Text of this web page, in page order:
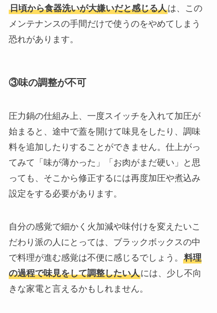
日頃から食器洗いが大嫌いだと感じる人は、この
メンテナンスの手間だけで使うのをやめてしまう
恐れがあります。
③味の調整が不可
圧力鍋の仕組み上、一度スイッチを入れて加圧が
始まると、途中で蓋を開けて味見をしたり、調味
料を追加したりすることができません。仕上がっ
てみて「味が薄かった」「お肉がまだ硬い」と思
っても、そこから修正するには再度加圧や煮込み
設定をする必要があります。
自分の感覚で細かく火加減や味付けを変えたいこ
だわり派の人にとっては、ブラックボックスの中
で料理が進む感覚は不便に感じるでしょう。 料理
の過程で味見をして調整したい人には、少し不向
きな家電と言えるかもしれません。